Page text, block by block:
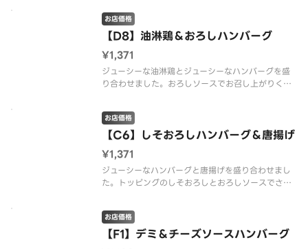
変更になりました。※商品の栄養成分・アレルゲン
情報は、デニーズのホームページ
【D8】油淋鶏＆おろしハンバーグ
お店価格
¥1,371
ジューシーな油淋鶏とジューシーなハンバーグを盛
り合わせました。おろしソースでお召し上がりくだ
※商品の栄養成分・アレルゲン情報は、デニーズの
ホームページをご確認ください。
【C6】しそおろしハンバーグ＆唐揚げ
お店価格
¥1,371
ジューシーなハンバーグと唐揚げを盛り合わせまし
た。トッピングのしそおろしとおろしソースでさっ
業者が行っております。※商品の栄養成分・アレル
ゲン情報は、デニーズのホームページをご確認くだ
さい。
【F1】デミ＆チーズソースハンバーグ
お店価格